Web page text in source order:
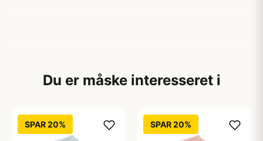
Du er måske interesseret i
SPAR 20% SPAR 20%